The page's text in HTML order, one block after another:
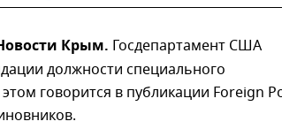
Крым. Госдепартамент США
должности специального
говорится в публикации Foreign